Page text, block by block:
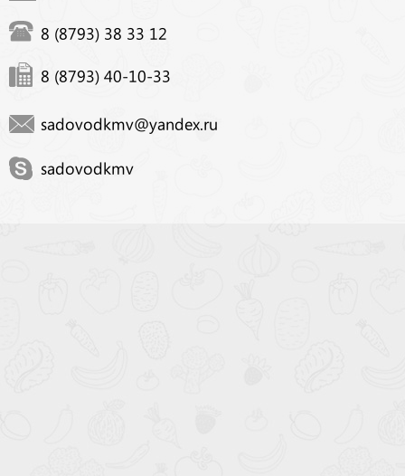
8 (8793) 38 33 12
8 (8793) 40-10-33
sadovodkmv@yandex.ru
sadovodkmv